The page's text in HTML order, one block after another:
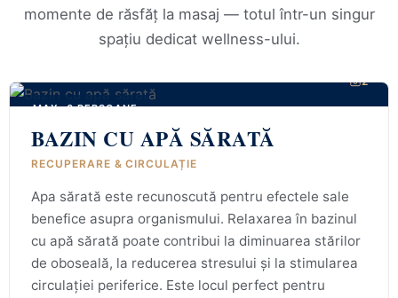
momente de răsfăț la masaj — totul într-un singur
spațiu dedicat wellness-ului.
MAX. 6 PERSOANE
2
BAZIN CU APĂ SĂRATĂ
RECUPERARE & CIRCULAȚIE
Apa sărată este recunoscută pentru efectele sale
benefice asupra organismului. Relaxarea în bazinul
cu apă sărată poate contribui la diminuarea stărilor
de oboseală, la reducerea stresului și la stimularea
circulației periferice. Este locul perfect pentru